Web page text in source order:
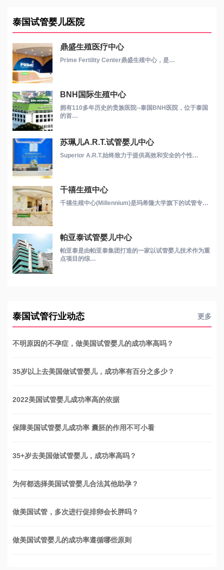
泰国试管婴儿医院
鼎盛生殖医疗中心
Prime Fertility Center鼎盛生殖中心，是…
BNH国际生殖中心
拥有110多年历史的贵族医院--泰国BNH医院，位于泰国
的首…
苏珮儿A.R.T.试管婴儿中心
Superior A.R.T.始终致力于提供高效和安全的个性…
千禧生殖中心
千禧生殖中心(Millennium)是玛希隆大学旗下的试管专…
帕亚泰试管婴儿中心
帕亚泰是由帕亚泰集团打造的一家以试管婴儿技术作为重
点项目的综…
泰国试管行业动态 更多
不明原因的不孕症，做美国试管婴儿的成功率高吗？
35岁以上去美国做试管婴儿，成功率有百分之多少？
2022美国试管婴儿成功率高的依据
保障美国试管婴儿成功率 囊胚的作用不可小看
35+岁去美国做试管婴儿，成功率高吗？
为何都选择美国试管婴儿合法其他助孕？
做美国试管，多次进行促排卵会长胖吗？
做美国试管婴儿的成功率遵循哪些原则